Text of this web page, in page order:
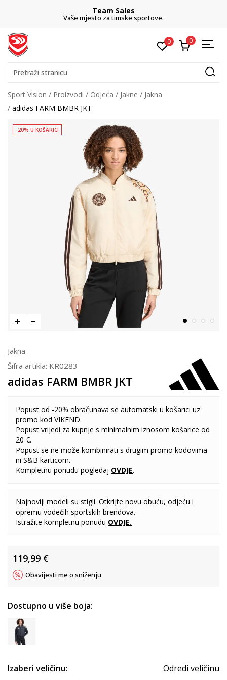
Team Sales
Vaše mjesto za timske sportove.
0 0
Pretraži stranicu
Sport Vision Proizvodi Odjeća Jakne
Jakna
adidas FARM BMBR JKT
-20% U KOŠARICI
Jakna
Šifra artikla: KR0283
adidas FARM BMBR JKT
Popust od -20% obračunava se automatski u košarici uz
promo kod VIKEND.
Popust vrijedi za kupnje s minimalnim iznosom košarice od
20 €.
Popust se ne može kombinirati s drugim promo kodovima
ni S&B karticom.
Kompletnu ponudu pogledaj OVDJE.
Najnoviji modeli su stigli. Otkrijte novu obuću, odjeću i
opremu vodećih sportskih brendova.
Istražite kompletnu ponudu OVDJE.
119,99 €
Obavijesti me o sniženju
Dostupno u više boja:
Izaberi veličinu: Odredi veličinu